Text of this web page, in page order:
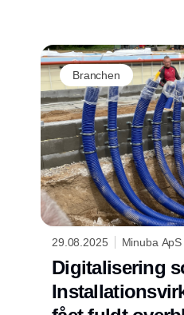
Branchen
29.08.2025 Minuba ApS
Digitalisering